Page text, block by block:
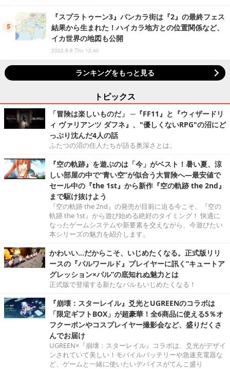
『スプラトゥーン3』バンカラ街は『2』の最終フェス
結果から生まれた！ハイカラ地方との位置関係など、
イカ世界の地図も公開
2022.9.8 Thu 12:40
ランキングをもっと見る
トピックス
「冒険は楽しいものだ」 ─『FF11』と『ウィザードリ
ィ ヴァリアンツ ダフネ』、"優しくないRPG"の沼にど
っぷり沈んだ4人の話
ふたつの沼の住人たちが語る奥深さとは。
『空の軌跡』を遊ぶのは「今」がベスト！暑い夏、涼
しい部屋の中で“青い空”が似合う大冒険へ―最安値で
セール中の『the 1st』から新作『空の軌跡 the 2nd』
まで駆け抜けよう
『空の軌跡 the 2nd』の発売が目前に迫る今こそ、『空の
軌跡 the 1st』から遊び始める絶好のタイミング！ 快適に
なったゲームシステムや新要素を交えながら、今遊びたい
本シリーズの魅力を紹介します。
かわいい…だからこそ、いじめたくなる。正式版リリ
ースの『パルワールド』プレイヤーに訊く“キュートア
グレッション×パル”の底知れぬ魅力とは
正式版で登場する新たなパルもいじめたくなる！
『崩壊：スターレイル』爻光とUGREENのコラボは
「限定ギフトBOX」が超豪華！全6商品に使える5％オ
フクーポンやコスプレイヤー撮影会など、盛りだくさ
んでお届け
UGREEN×『崩壊：スターレイル』コラボは、爻光がデザイ
ンされていて美しい！モバイルバッテリーや急速充電器な
ど、ゲームと一緒に使いたいデバイスがてんこ盛り